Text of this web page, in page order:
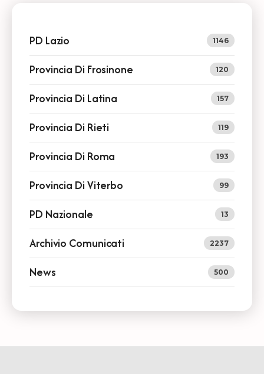
PD Lazio 1146
Provincia Di Frosinone 120
Provincia Di Latina 157
Provincia Di Rieti 119
Provincia Di Roma 193
Provincia Di Viterbo 99
PD Nazionale 13
Archivio Comunicati 2237
News 500